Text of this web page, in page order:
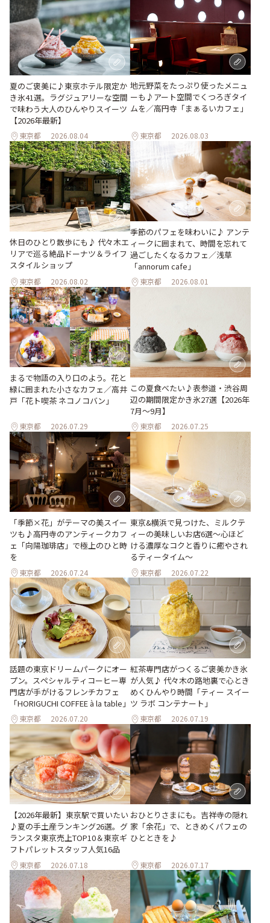
夏のご褒美に♪東京ホテル限定か
き氷41選。ラグジュアリーな空間
で味わう大人のひんやりスイーツ
【2026年最新】
東京都 2026.08.04
地元野菜をたっぷり使ったメニュ
ーも♪アート空間でくつろぎタイ
ムを／高円寺「まぁるいカフェ」
東京都 2026.08.03
休日のひとり散歩にも♪ 代々木エ
リアで巡る絶品ドーナツ＆ライフ
スタイルショップ
東京都 2026.08.02
季節のパフェを味わいに♪ アンテ
ィークに囲まれて、時間を忘れて
過ごしたくなるカフェ／浅草
「annorum cafe」
東京都 2026.08.01
まるで物語の入り口のよう。花と
緑に囲まれた小さなカフェ／高井
戸「花ト喫茶 ネコノコバン」
東京都 2026.07.29
この夏食べたい♪表参道・渋谷周
辺の期間限定かき氷27選【2026年
7月～9月】
東京都 2026.07.25
「季節×花」がテーマの美スイー
ツも♪高円寺のアンティークカフ
ェ「向陽珈琲店」で極上のひと時
を
東京都 2026.07.24
東京&横浜で見つけた、ミルクテ
ィーの美味しいお店6選～心ほど
ける濃厚なコクと香りに癒やされ
るティータイム～
東京都 2026.07.22
話題の東京ドリームパークにオー
プン。スペシャルティコーヒー専
門店が手がけるフレンチカフェ
「HORIGUCHI COFFEE à la table」
東京都 2026.07.20
紅茶専門店がつくるご褒美かき氷
が人気♪ 代々木の路地裏で心とき
めくひんやり時間「ティー スイー
ツ ラボ コンテナート」
東京都 2026.07.19
【2026年最新】東京駅で買いたい
♪夏の手土産ランキング26選。グ
ランスタ東京売上TOP10＆東京ギ
フトパレットスタッフ人気16品
東京都 2026.07.18
おひとりさまにも。吉祥寺の隠れ
家「余花」で、ときめくパフェの
ひとときを♪
東京都 2026.07.17